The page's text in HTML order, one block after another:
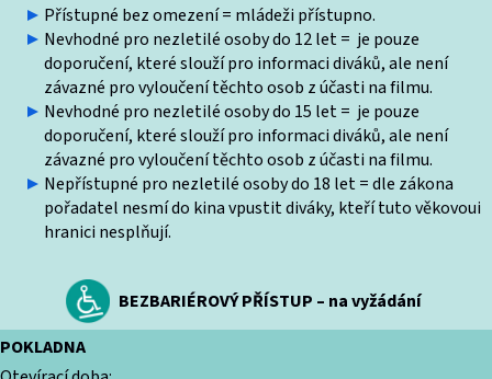
Přístupné bez omezení = mládeži přístupno.
Nevhodné pro nezletilé osoby do 12 let = je pouze
doporučení, které slouží pro informaci diváků, ale není
závazné pro vyloučení těchto osob z účasti na filmu.
Nevhodné pro nezletilé osoby do 15 let = je pouze
doporučení, které slouží pro informaci diváků, ale není
závazné pro vyloučení těchto osob z účasti na filmu.
Nepřístupné pro nezletilé osoby do 18 let = dle zákona
pořadatel nesmí do kina vpustit diváky, kteří tuto věkovoui
hranici nesplňují.
BEZBARIÉROVÝ PŘÍSTUP – na vyžádání
POKLADNA